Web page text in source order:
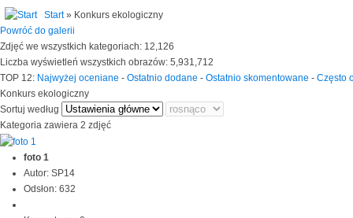
Start» Konkurs ekologiczny
Powróć do galerii
Zdjęć we wszystkich kategoriach: 12,126
Liczba wyświetleń wszystkich obrazów: 5,931,712
TOP 12: Najwyżej oceniane - Ostatnio dodane - Ostatnio skomentowane - Często
Konkurs ekologiczny
Sortuj według
Kategoria zawiera 2 zdjęć
foto 1
Autor: SP14
Odsłon: 632